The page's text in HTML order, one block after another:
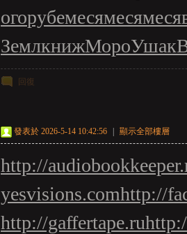
огорубемесямесямеся
ЗемлкнижМороУшак
回復
發表於 2026-5-14 10:42:56 顯示全部樓層
http://
yesvisions.comhttp://
http://gaffertape.ru